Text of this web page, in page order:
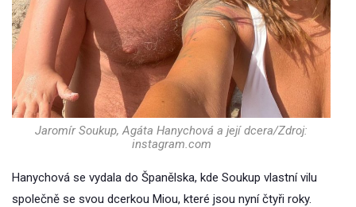
Jaromír Soukup, Agáta Hanychová a její dcera/Zdroj:
instagram.com
Hanychová se vydala do Španělska, kde Soukup vlastní vilu
společně se svou dcerkou Miou, které jsou nyní čtyři roky.